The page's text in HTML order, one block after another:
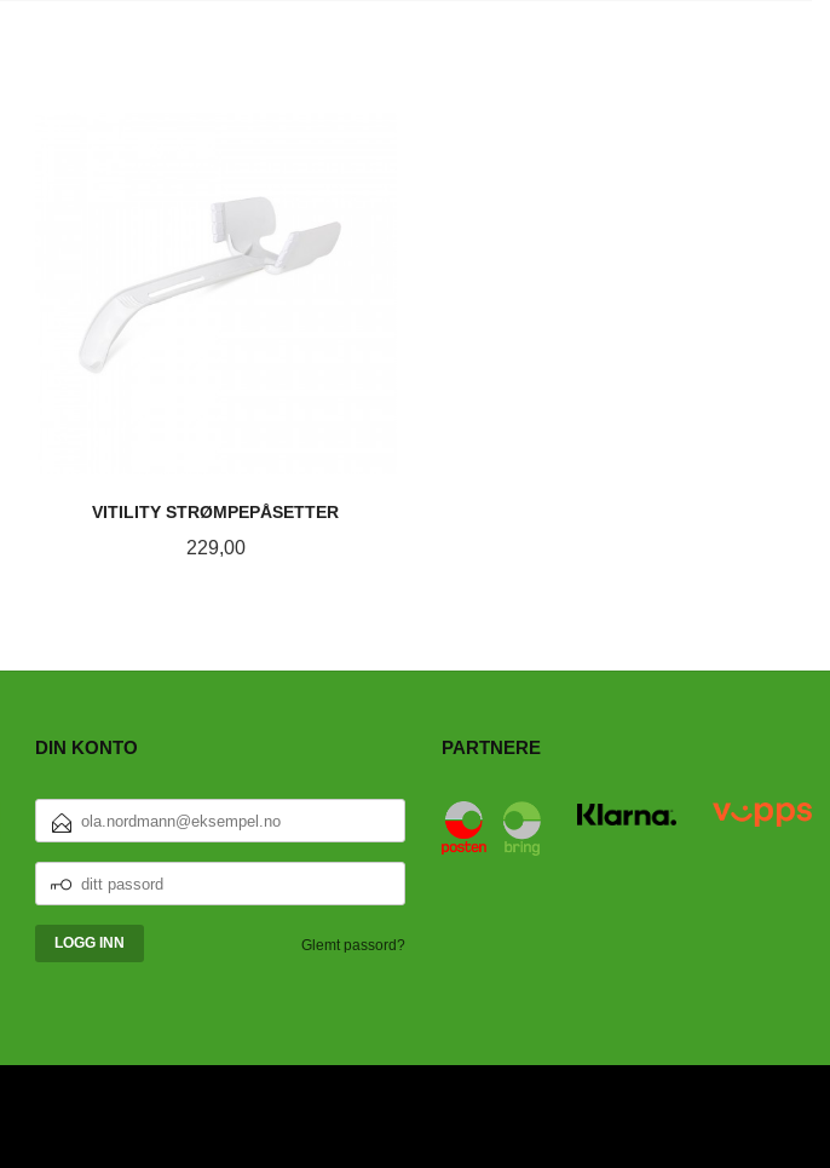
VITILITY STRØMPEPÅSETTER
Pris
229,00
DIN KONTO
POSTADRESSE
PASSORD
Glemt passord?
PARTNERE